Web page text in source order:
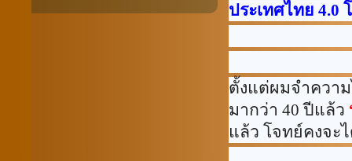
ประเทศไทย 4.0
ตั้งแต่ผมจำควา
มากว่า 40 ปีแล้ว
แล้ว โจทย์คงจะ